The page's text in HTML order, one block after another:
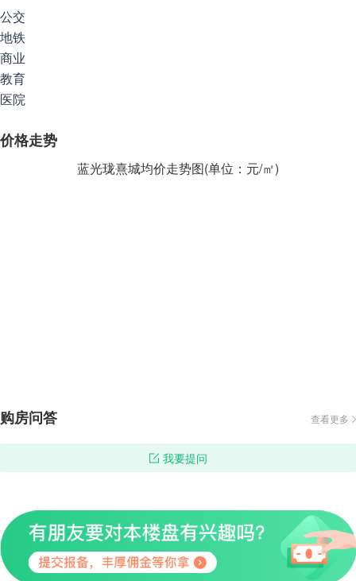
公交
地铁
商业
教育
医院
价格走势
蓝光珑熹城均价走势图(单位：元/㎡)
购房问答 查看更多
我要提问